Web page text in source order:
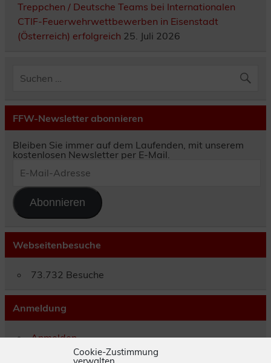
Cookie-Zustimmung
Treppchen / Deutsche Teams bei Internationalen
CTIF-Feuerwehrwettbewerben in Eisenstadt
(Österreich) erfolgreich 25. Juli 2026
FFW-Newsletter abonnieren
Bleiben Sie immer auf dem Laufenden, mit unserem
kostenlosen Newsletter per E-Mail.
Mail-
Abonnieren
Webseitenbesuche
73.732 Besuche
Anmeldung
Anmelden
Eintrags-Feed